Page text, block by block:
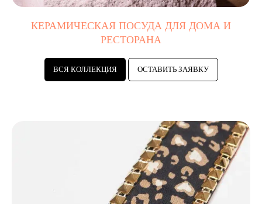
КЕРАМИЧЕСКАЯ ПОСУДА ДЛЯ ДОМА И
РЕСТОРАНА
ВСЯ КОЛЛЕКЦИЯ ОСТАВИТЬ ЗАЯВКУ